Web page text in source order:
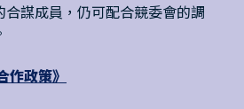
謀成員，仍可配合競委會的調
作政策》